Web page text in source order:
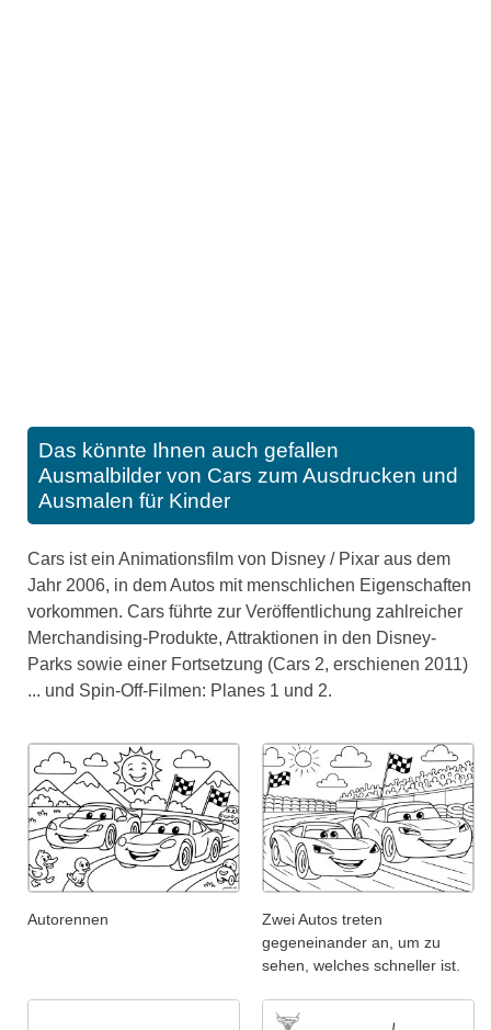
Das könnte Ihnen auch gefallen
Ausmalbilder von Cars zum Ausdrucken und
Ausmalen für Kinder
Cars ist ein Animationsfilm von Disney / Pixar aus dem
Jahr 2006, in dem Autos mit menschlichen Eigenschaften
vorkommen. Cars führte zur Veröffentlichung zahlreicher
Merchandising-Produkte, Attraktionen in den Disney-
Parks sowie einer Fortsetzung (Cars 2, erschienen 2011)
... und Spin-Off-Filmen: Planes 1 und 2.
Autorennen
Zwei Autos treten
gegeneinander an, um zu
sehen, welches schneller ist.